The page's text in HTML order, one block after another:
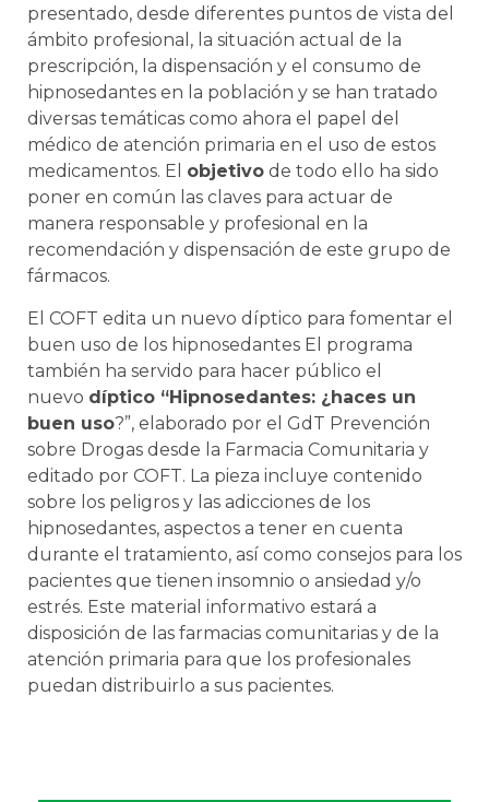
presentado, desde diferentes puntos de vista del
ámbito profesional, la situación actual de la
prescripción, la dispensación y el consumo de
hipnosedantes en la población y se han tratado
diversas temáticas como ahora el papel del
médico de atención primaria en el uso de estos
medicamentos. El objetivo de todo ello ha sido
poner en común las claves para actuar de
manera responsable y profesional en la
recomendación y dispensación de este grupo de
fármacos.
El COFT edita un nuevo díptico para fomentar el
buen uso de los hipnosedantes El programa
también ha servido para hacer público el
nuevo díptico “Hipnosedantes: ¿haces un
buen uso?”, elaborado por el GdT Prevención
sobre Drogas desde la Farmacia Comunitaria y
editado por COFT. La pieza incluye contenido
sobre los peligros y las adicciones de los
hipnosedantes, aspectos a tener en cuenta
durante el tratamiento, así como consejos para los
pacientes que tienen insomnio o ansiedad y/o
estrés. Este material informativo estará a
disposición de las farmacias comunitarias y de la
atención primaria para que los profesionales
puedan distribuirlo a sus pacientes.